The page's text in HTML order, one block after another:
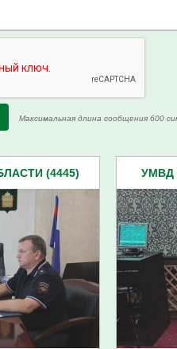
Максимальная длина сообщения 600
(4445) УМВД